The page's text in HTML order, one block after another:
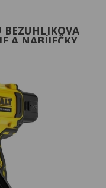
BEZUHLÍKOVÁ
A NABÍJEČKY